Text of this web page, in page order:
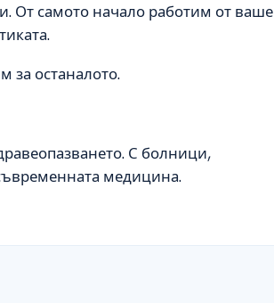
От самото начало работим от ваше
за останалото.
С болници,
медицина.